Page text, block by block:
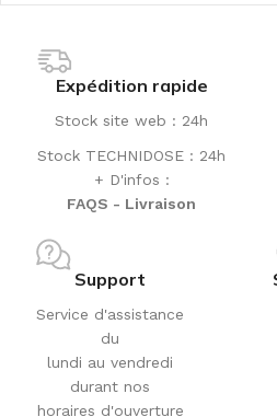
Expédition rapide
Stock site web : 24h
Stock TECHNIDOSE : 24h
+ D'infos :
FAQS - Livraison
Support
Service d'assistance
du
lundi au vendredi
durant nos
horaires d'ouverture